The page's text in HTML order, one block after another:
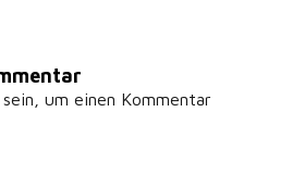
sein, um einen Kommentar